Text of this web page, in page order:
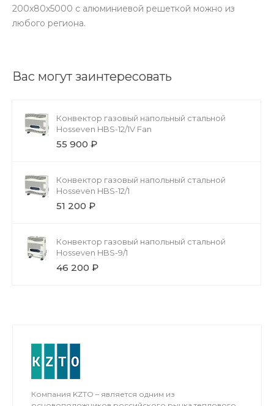
200x80x5000 с алюминиевой решеткой можно из
любого региона.
Вас могут заинтересовать
Конвектор газовый напольный стальной
Hosseven HBS-12/1V Fan
55 900 ₽
Конвектор газовый напольный стальной
Hosseven HBS-12/1
51 200 ₽
Конвектор газовый напольный стальной
Hosseven HBS-9/1
46 200 ₽
Компания KZTO – является одним из